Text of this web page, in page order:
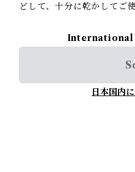
どして、十分に乾かしてご
International
日本国内